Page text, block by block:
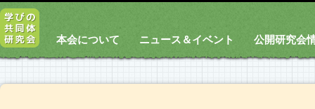
本会について ニュース＆イベント 公開研究会